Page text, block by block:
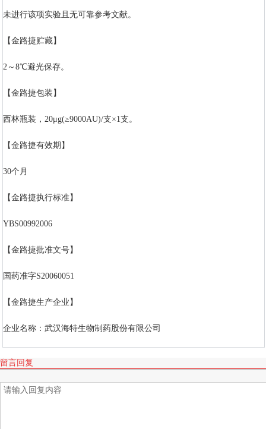
未进行该项实验且无可靠参考文献。
【金路捷贮藏】
2～8℃避光保存。
【金路捷包装】
西林瓶装，20μg(≥9000AU)/支×1支。
【金路捷有效期】
30个月
【金路捷执行标准】
YBS00992006
【金路捷批准文号】
国药准字S20060051
【金路捷生产企业】
企业名称：武汉海特生物制药股份有限公司
留言回复